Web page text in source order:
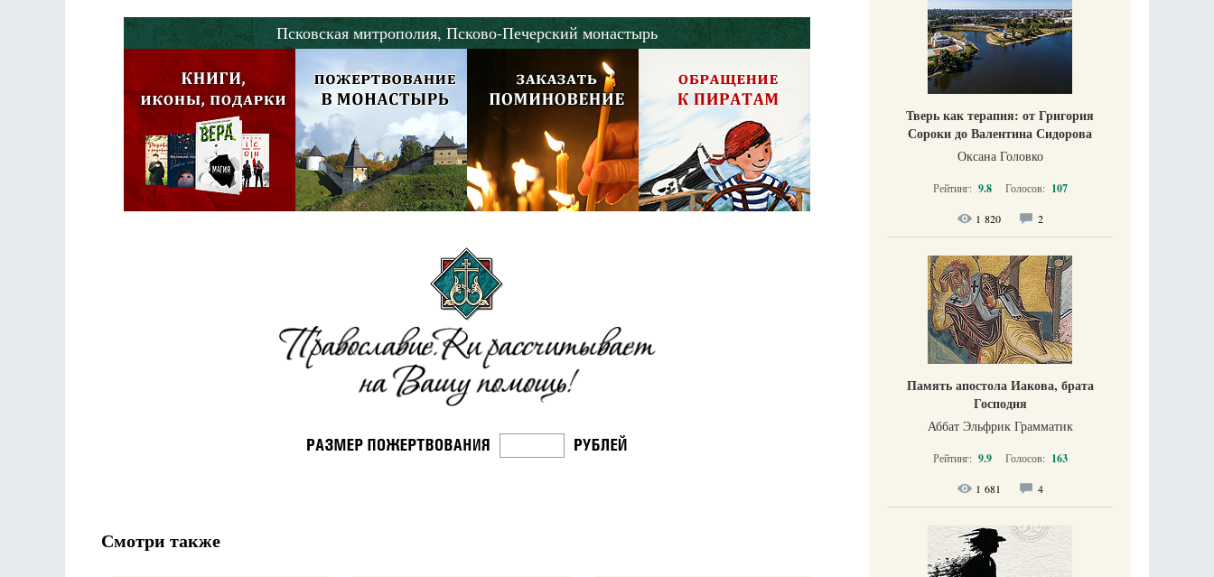
Псковская митрополия, Псково-Печерский монастырь
Смотри также
Тверь как терапия: от Григория
Сороки до Валентина Сидорова
Оксана Головко
Рейтинг: 9.8 Голосов: 107
1 820 2
Память апостола Иакова, брата
Господня
Аббат Эльфрик Грамматик
Рейтинг: 9.9 Голосов: 163
1 681 4